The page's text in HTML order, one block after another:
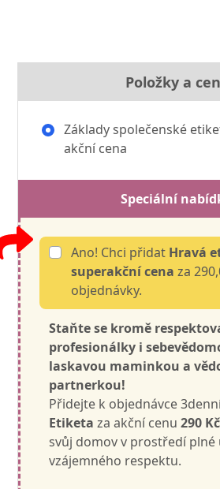
Položky a
Základy společenské
akční cena
Speciální
Ano! Chci přidat Hravá
superakční cena za
objednávky.
Staňte se kromě
profesionálky i
laskavou maminkou a
partnerkou!
Přidejte k objednávce
Etiketa za akční cenu290 Kč
svůj domov v prostředí plné
vzájemného respektu.